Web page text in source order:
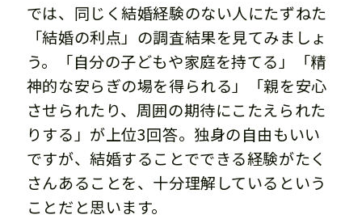
では、同じく結婚経験のない人にたずねた
「結婚の利点」の調査結果を見てみましょ
う。「自分の子どもや家庭を持てる」「精
神的な安らぎの場を得られる」「親を安心
させられたり、周囲の期待にこたえられた
りする」が上位3回答。独身の自由もいい
ですが、結婚することでできる経験がたく
さんあることを、十分理解しているという
ことだと思います。